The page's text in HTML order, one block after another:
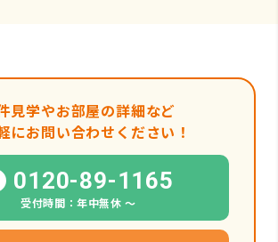
見学やお部屋の詳細など
にお問い合わせください！
0120-89-1165
受付時間：年中無休 〜